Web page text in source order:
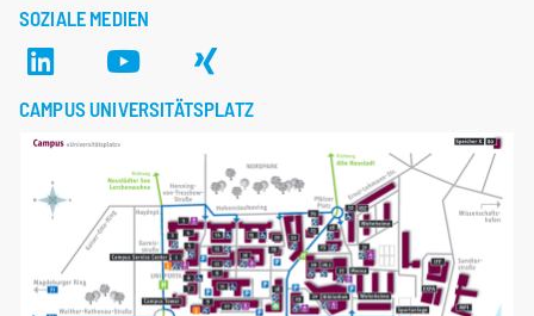
SOZIALE MEDIEN
CAMPUS UNIVERSITÄTSPLATZ